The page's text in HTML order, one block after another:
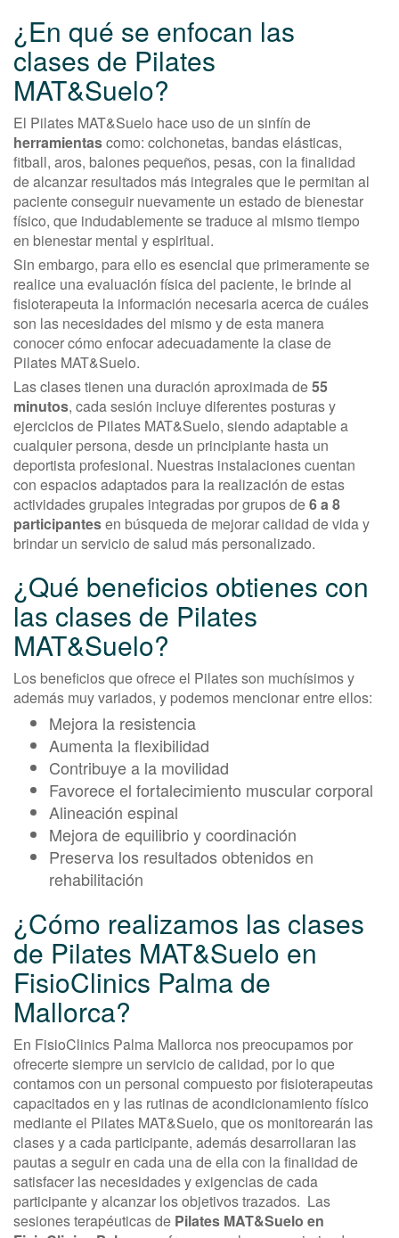
¿En qué se enfocan las
clases de Pilates
MAT&Suelo?
El Pilates MAT&Suelo hace uso de un sinfín de
herramientascomo: colchonetas, bandas elásticas,
fitball, aros, balones pequeños, pesas, con la finalidad
de alcanzar resultados más integrales que le permitan al
paciente conseguir nuevamente un estado de bienestar
físico, que indudablemente se traduce al mismo tiempo
en bienestar mental y espiritual.
Sin embargo, para ello es esencial que primeramente se
realice una evaluación física del paciente, le brinde al
fisioterapeuta la información necesaria acerca de cuáles
son las necesidades del mismo y de esta manera
conocer cómo enfocar adecuadamente la clase de
Pilates MAT&Suelo.
Las clases tienen una duración aproximada de55
minutos, cada sesión incluye diferentes posturas y
ejercicios de Pilates MAT&Suelo, siendo adaptable a
cualquier persona, desde un principiante hasta un
deportista profesional. Nuestras instalaciones cuentan
con espacios adaptados para la realización de estas
actividades grupales integradas por grupos de6 a 8
participantesen búsqueda de mejorar calidad de vida y
brindar un servicio de salud más personalizado.
¿Qué beneficios obtienes con
las clases de Pilates
MAT&Suelo?
Los beneficios que ofrece el Pilates son muchísimos y
además muy variados, y podemos mencionar entre ellos:
Mejora la resistencia
Aumenta la flexibilidad
Contribuye a la movilidad
Favorece el fortalecimiento muscular corporal
Alineación espinal
Mejora de equilibrio y coordinación
Preserva los resultados obtenidos en
rehabilitación
¿Cómo realizamos las clases
de Pilates MAT&Suelo en
FisioClinics Palma de
Mallorca?
En FisioClinics Palma Mallorca nos preocupamos por
ofrecerte siempre un servicio de calidad, por lo que
contamos con un personal compuesto por fisioterapeutas
capacitados en y las rutinas de acondicionamiento físico
mediante el Pilates MAT&Suelo, que os monitorearán las
clases y a cada participante, además desarrollaran las
pautas a seguir en cada una de ella con la finalidad de
satisfacer las necesidades y exigencias de cada
participante y alcanzar los objetivos trazados. Las
sesiones terapéuticas de Pilates MAT&Suelo en